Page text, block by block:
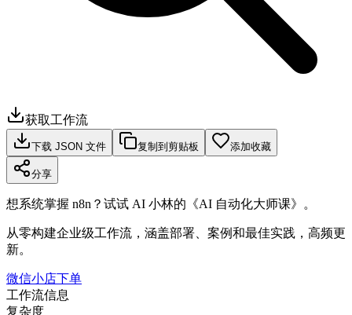
获取工作流
下载 JSON 文件 复制到剪贴板 添加收藏
分享
想系统掌握 n8n？试试 AI 小林的《AI 自动化大师课》。
从零构建企业级工作流，涵盖部署、案例和最佳实践，高频更
新。
微信小店下单
工作流信息
复杂度